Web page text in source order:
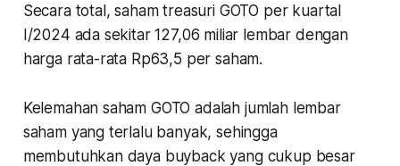
Secara total, saham treasuri GOTO per kuartal
I/2024 ada sekitar 127,06 miliar lembar dengan
harga rata-rata Rp63,5 per saham.
Kelemahan saham GOTO adalah jumlah lembar
saham yang terlalu banyak, sehingga
membutuhkan daya buyback yang cukup besar